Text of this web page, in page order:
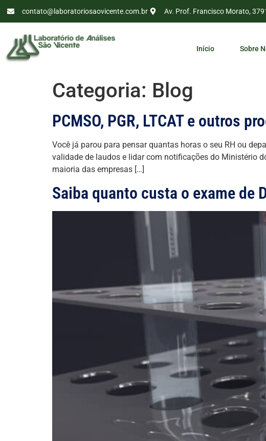
contato@laboratoriosaovicente.com.br Av. Prof. Francisco Morato,
Início Sobre
Categoria: Blog
PCMSO, PGR, LTCAT e outros
Você já parou para pensar quantas horas o seu RH ou
validade de laudos e lidar com notificações do Ministério
maioria das empresas […]
Saiba quanto custa o exame de